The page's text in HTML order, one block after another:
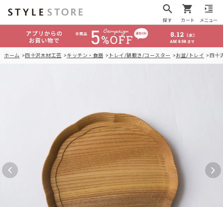
探す カート メニュー
ホーム 四十沢木材工芸 キッチン・食器 トレイ/鍋敷き/コースター お盆/トレイ 四十